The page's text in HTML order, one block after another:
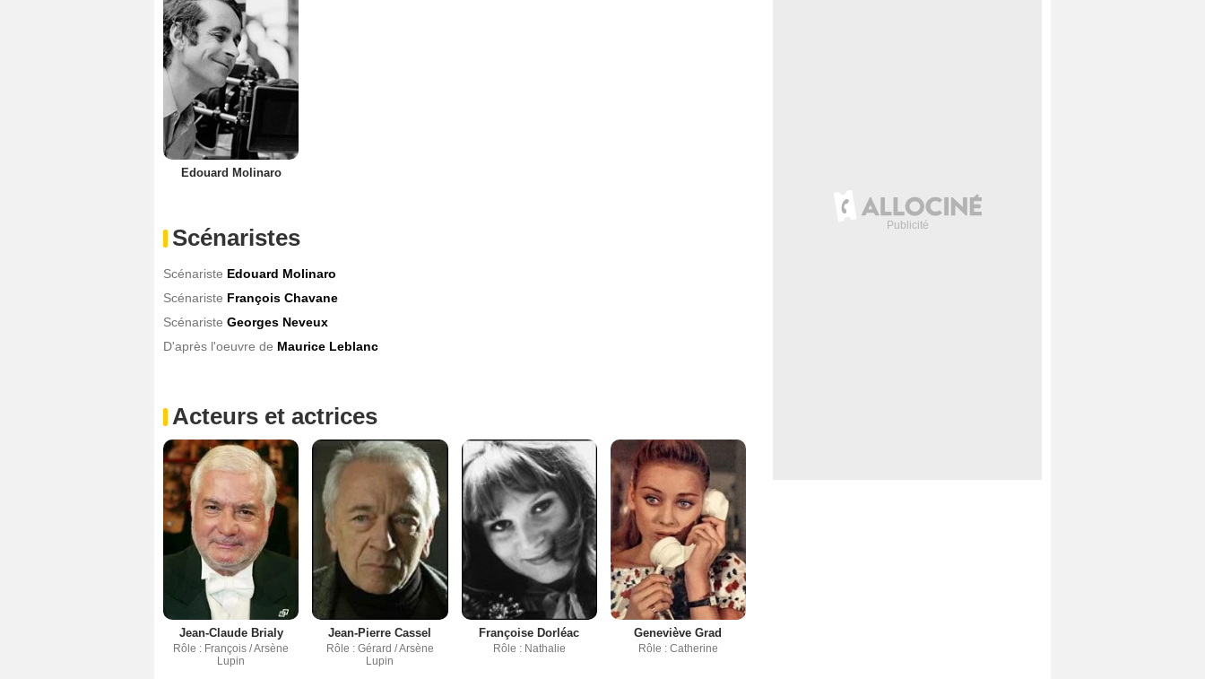
Edouard Molinaro
Scénaristes
Scénariste Edouard Molinaro
Scénariste François Chavane
Scénariste Georges Neveux
D'après l'oeuvre de Maurice Leblanc
Acteurs et actrices
Jean-Claude Brialy
Rôle : François / Arsène
Lupin
Jean-Pierre Cassel
Rôle : Gérard / Arsène
Lupin
Françoise Dorléac
Rôle : Nathalie
Geneviève Grad
Rôle : Catherine